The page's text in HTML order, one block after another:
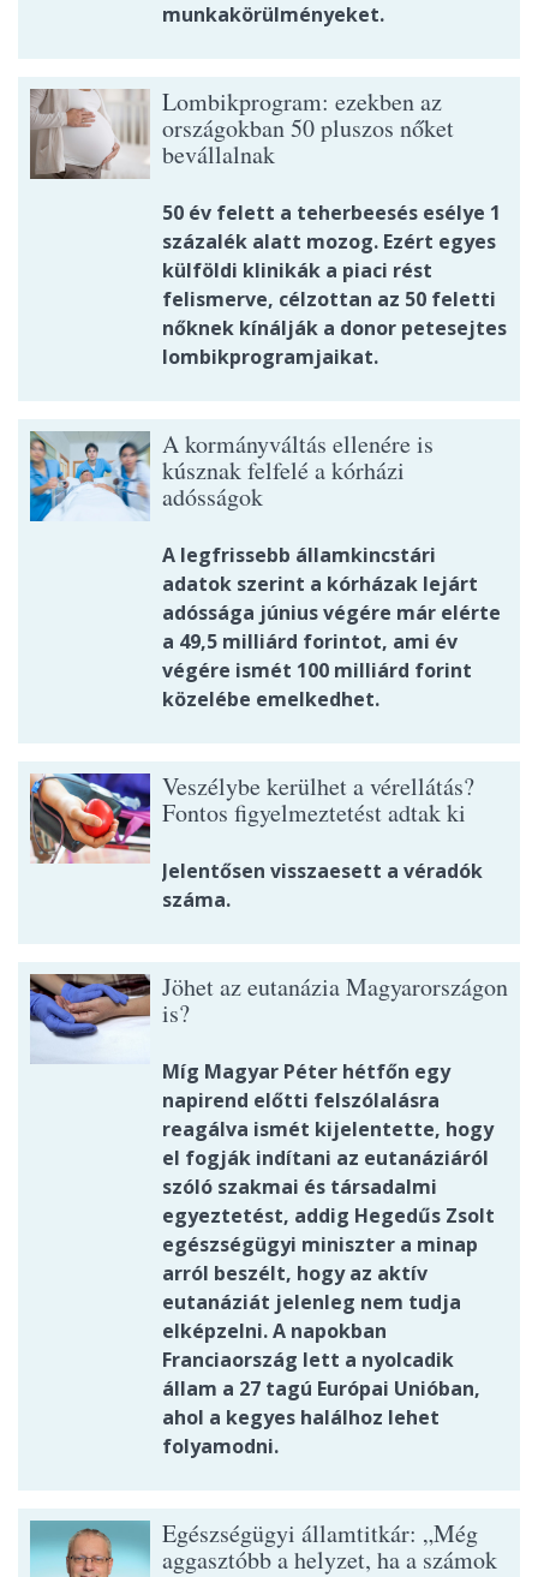
munkakörülményeket.
Lombikprogram: ezekben az
országokban 50 pluszos nőket
bevállalnak
50 év felett a teherbeesés esélye 1
százalék alatt mozog. Ezért egyes
külföldi klinikák a piaci rést
felismerve, célzottan az 50 feletti
nőknek kínálják a donor petesejtes
lombikprogramjaikat.
A kormányváltás ellenére is
kúsznak felfelé a kórházi
adósságok
A legfrissebb államkincstári
adatok szerint a kórházak lejárt
adóssága június végére már elérte
a 49,5 milliárd forintot, ami év
végére ismét 100 milliárd forint
közelébe emelkedhet.
Veszélybe kerülhet a vérellátás?
Fontos figyelmeztetést adtak ki
Jelentősen visszaesett a véradók
száma.
Jöhet az eutanázia Magyarországon
is?
Míg Magyar Péter hétfőn egy
napirend előtti felszólalásra
reagálva ismét kijelentette, hogy
el fogják indítani az eutanáziáról
szóló szakmai és társadalmi
egyeztetést, addig Hegedűs Zsolt
egészségügyi miniszter a minap
arról beszélt, hogy az aktív
eutanáziát jelenleg nem tudja
elképzelni. A napokban
Franciaország lett a nyolcadik
állam a 27 tagú Európai Unióban,
ahol a kegyes halálhoz lehet
folyamodni.
Egészségügyi államtitkár: „Még
aggasztóbb a helyzet, ha a számok